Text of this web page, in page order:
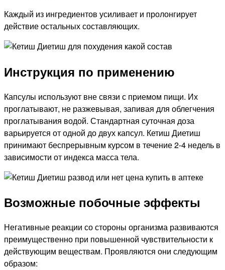
Каждый из ингредиентов усиливает и пролонгирует
действие остальных составляющих.
Инструкция по применению
Капсулы используют вне связи с приемом пищи. Их
проглатывают, не разжевывая, запивая для облегчения
проглатывания водой. Стандартная суточная доза
варьируется от одной до двух капсул. Кетиш Диетиш
принимают беспрерывным курсом в течение 2-4 недель в
зависимости от индекса масса тела.
Возможные побочные эффекты
Негативные реакции со стороны организма развиваются
преимущественно при повышенной чувствительности к
действующим веществам. Проявляются они следующим
образом: